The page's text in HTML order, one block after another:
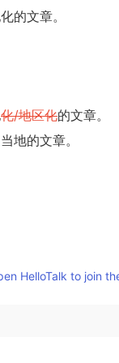
的文章。
化/地区化的文章。
当地的文章。
HelloTalk to join